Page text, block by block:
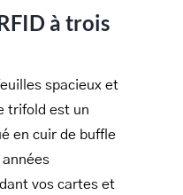
à trois
spacieux et
trifold est un
en cuir de buffle
vos cartes et